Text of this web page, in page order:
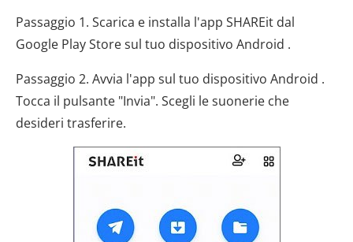
Passaggio 1. Scarica e installa l'app SHAREit dal
Google Play Store sul tuo dispositivo Android .
Passaggio 2. Avvia l'app sul tuo dispositivo Android .
Tocca il pulsante "Invia". Scegli le suonerie che
desideri trasferire.